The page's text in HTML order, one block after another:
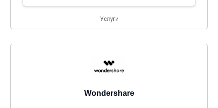
Услуги
Wondershare